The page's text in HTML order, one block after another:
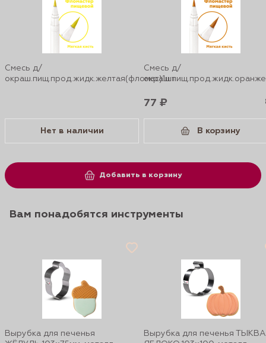
Смесь д/
окраш.пищ.прод.жидк.желтая(фломас)1шт
Нет в наличии
Смесь д/
77 ₽
В корзину
Добавить в корзину
Вам понадобятся инструменты
Вырубка для печенья
Вырубка для печенья